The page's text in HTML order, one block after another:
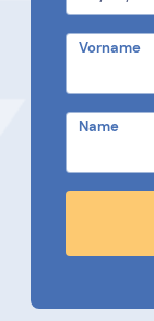
Vorname
Name